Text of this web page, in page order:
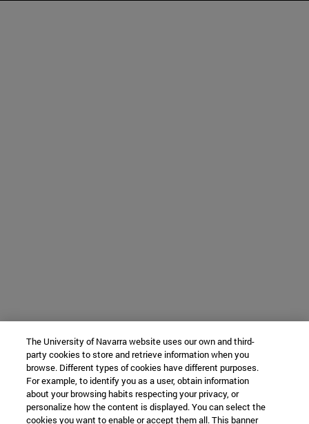
The University of Navarra website uses our own and third-
party cookies to store and retrieve information when you
browse. Different types of cookies have different purposes.
For example, to identify you as a user, obtain information
about your browsing habits respecting your privacy, or
personalize how the content is displayed. You can select the
cookies you want to enable or accept them all. This banner